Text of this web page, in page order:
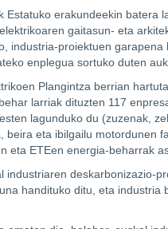
Estatuko erakundeekin batera
gaitasun- eta
industria-proiektuen
enplegua sortuko duten
Plangintza berrian
larriak dituzten 117
lagunduko du (zuzenak,
beira eta ibilgailu motordunen
eta ETEen energia-beharrak
industriaren deskarbonizazio-
handituko ditu, eta